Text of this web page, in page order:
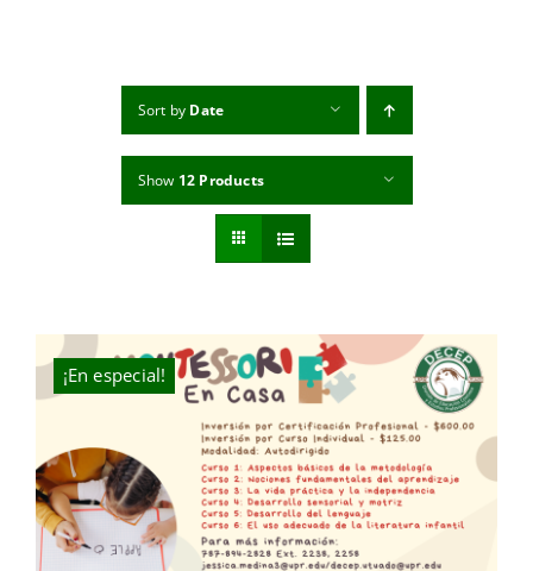
Sort by Date
Show 12 Products
¡En especial!